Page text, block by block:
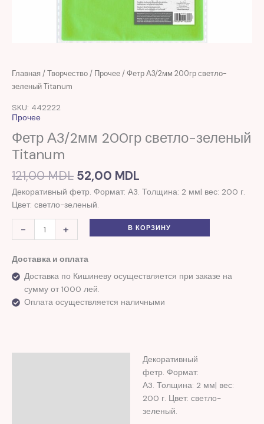
Главная /Творчество/ Прочее/ Фетр А3/2мм 200гр светло-
зеленый Titanum
SKU: 442222
Прочее
Фетр А3/2мм 200гр светло-зеленый
Titanum
121,00MDL
Первоначальная
52,00 MDL
Текущая
Декоративный фетр. Формат: А3. Толщина: 2 мм| вес: 200 г.
Цвет: светло-зеленый.
-
Количество
товара
А3/2мм
200гр
светло-
зеленый
+ В КОРЗИНУ
Доставка и оплата
Доставка по Кишиневу осуществляется при заказе на
сумму от 1000 лей.
Оплата осуществляется наличными
Декоративный
фетр. Формат:
А3. Толщина: 2 мм| вес:
200 г. Цвет: светло-
зеленый.